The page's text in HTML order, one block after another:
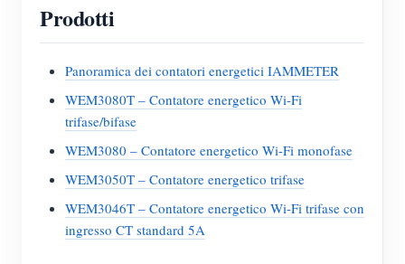
Prodotti
Panoramica dei contatori energetici IAMMETER
WEM3080T – Contatore energetico Wi-Fi
trifase/bifase
WEM3080 – Contatore energetico Wi-Fi monofase
WEM3050T – Contatore energetico trifase
WEM3046T – Contatore energetico Wi-Fi trifase con
ingresso CT standard 5A